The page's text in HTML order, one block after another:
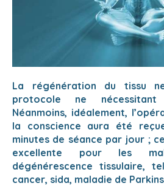
La régénération du tissu
protocole ne nécessitant
Néanmoins, idéalement,
la conscience aura été
minutes de séance par jour ;
excellente pour les
dégénérescence tissulaire,
cancer, sida, maladie de